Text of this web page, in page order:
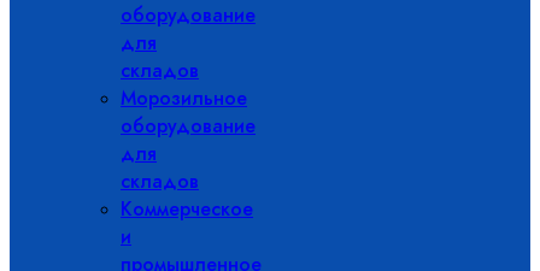
оборудование
для
складов
Морозильное
оборудование
для
складов
Коммерческое
и
промышленное